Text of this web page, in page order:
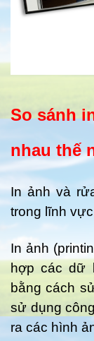
So sánh
nhau thế
In ảnh và
trong lĩnh
In ảnh
hợp các dữ
bằng cách
sử dụng
ra các hình